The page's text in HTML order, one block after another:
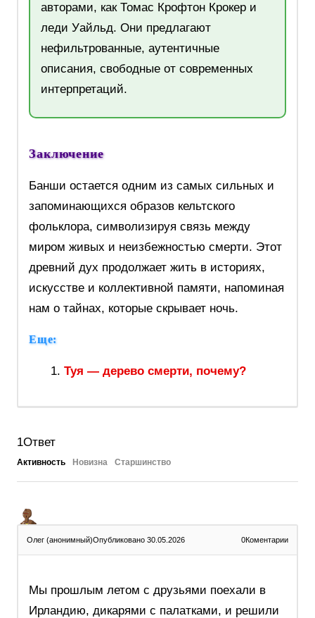
авторами, как Томас Крофтон Крокер и
леди Уайльд. Они предлагают
нефильтрованные, аутентичные
описания, свободные от современных
интерпретаций.
Заключение
Банши остается одним из самых сильных и
запоминающихся образов кельтского
фольклора, символизируя связь между
миром живых и неизбежностью смерти. Этот
древний дух продолжает жить в историях,
искусстве и коллективной памяти, напоминая
нам о тайнах, которые скрывает ночь.
Еще:
Туя — дерево смерти, почему?
1Ответ
Активность Новизна Старшинство
Олег (анонимный)Опубликовано 30.05.2026 0Коментарии
Мы прошлым летом с друзьями поехали в
Ирландию, дикарями с палатками, и решили